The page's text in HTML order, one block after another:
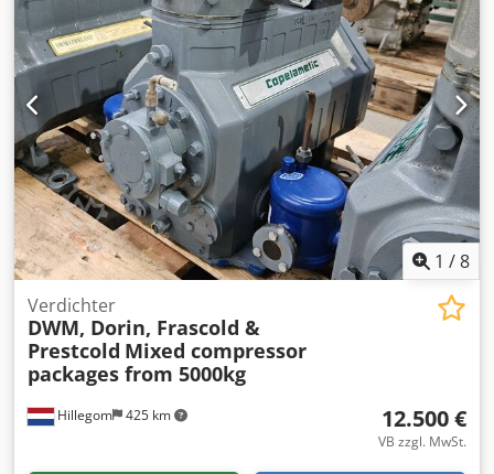
semihermetischen Verdichters DORIN H2500CC: - Anzahl
der Zylinder: 4 - Zylinderdurchmesser: 68 mm - Hub: 60
mm - Fördervolumen bei 50 Hz: 75,83 m³/h -
Fördervolumen bei 60 Hz: 91,00 m³/h - Saugventil: 54 mm -
Druckventil: 28 mm² - Ölfüllmenge: 3,5 l - Nettogewicht:
185 kg
1 /8
Hillegom 425 km
Verdichter
DWM, Dorin, Frascold &
Prestcold Mixed compressor
packages from 5000kg
12.500 €
VB zzgl. MwSt.